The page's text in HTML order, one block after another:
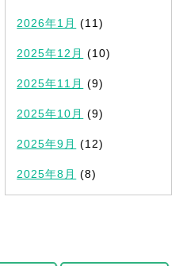
2026年1月 (11)
2025年12月 (10)
2025年11月 (9)
2025年10月 (9)
2025年9月 (12)
2025年8月 (8)